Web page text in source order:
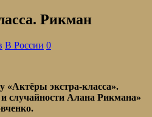
Рикман
В России 0
экстра-класса».
случайности Алана Рикмана»